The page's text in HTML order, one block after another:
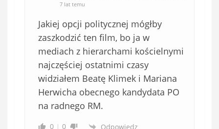
7 lat temu
Jakiej opcji politycznej mógłby
zaszkodzić ten film, bo ja w
mediach z hierarchami kościelnymi
najczęściej ostatnimi czasy
widziałem Beatę Klimek i Mariana
Herwicha obecnego kandydata PO
na radnego RM.
0 0 Odpowiedz